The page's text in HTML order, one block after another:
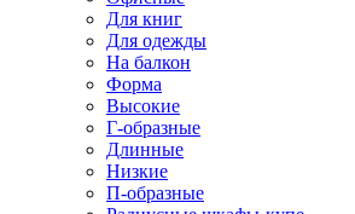
Для книг
Для одежды
На балкон
Форма
Высокие
Г-образные
Длинные
Низкие
П-образные